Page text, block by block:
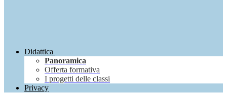
Didattica
Panoramica
Offerta formativa
I progetti delle classi
Privacy